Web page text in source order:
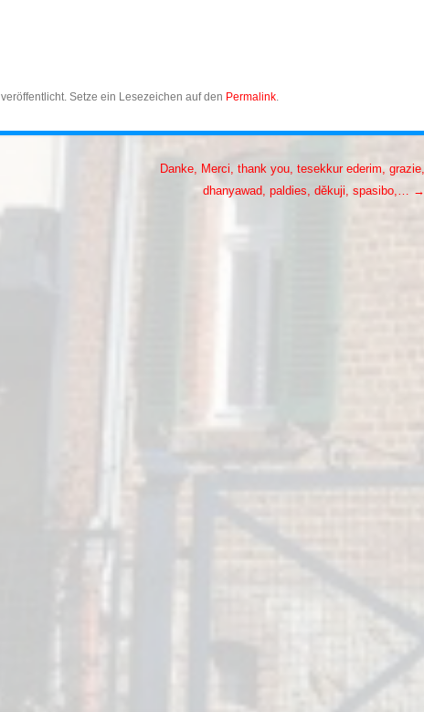
veröffentlicht. Setze ein Lesezeichen auf den Permalink
Danke, Merci, thank you, tesekkur ederim, grazie,
dhanyawad, paldies, děkuji, spasibo,…
→